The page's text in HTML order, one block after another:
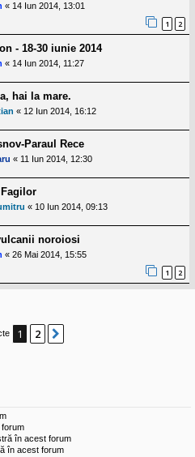
« 14 Iun 2014, 13:01
1 2
- 18-30 iunie 2014
« 14 Iun 2014, 11:27
hai la mare.
« 12 Iun 2014, 16:12
Paraul Rece
« 11 Iun 2014, 12:30
« 10 Iun 2014, 09:13
noroiosi
« 26 Mai 2014, 15:55
1 2
1 2
în acest forum
în acest forum